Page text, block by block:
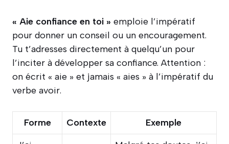
« Aie confiance en toi » emploie l’impératif
pour donner un conseil ou un encouragement.
Tu t’adresses directement à quelqu’un pour
l’inciter à développer sa confiance. Attention :
on écrit « aie » et jamais « aies » à l’impératif du
verbe avoir.
Forme Contexte
Exemple